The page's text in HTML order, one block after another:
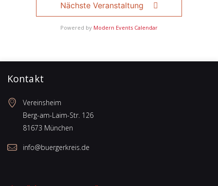
Nächste Veranstaltung
Powered by Modern Events Calendar
Kontakt
Vereinsheim
Berg-am-Laim-Str. 126
81673 München
info@buergerkreis.de